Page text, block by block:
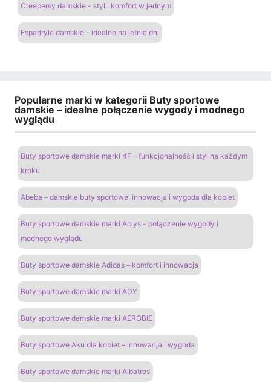
Creepersy damskie - styl i komfort w jednym
Espadryle damskie - idealne na letnie dni
Popularne marki w kategorii Buty sportowe
damskie – idealne połączenie wygody i modnego
wyglądu
Buty sportowe damskie marki 4F – funkcjonalność i styl na każdym
kroku
Abeba – damskie buty sportowe, innowacja i wygoda dla kobiet
Buty sportowe damskie marki Aclys - połączenie wygody i
modnego wyglądu
Buty sportowe damskie Adidas – komfort i innowacja
Buty sportowe damskie marki ADY
Buty sportowe damskie marki AEROBIE
Buty sportowe Aku dla kobiet – innowacja i wygoda
Buty sportowe damskie marki Albatros